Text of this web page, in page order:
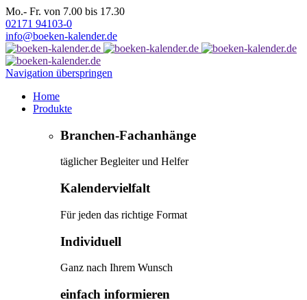
Mo.- Fr. von 7.00 bis 17.30
02171 94103-0
info@boeken-kalender.de
Navigation überspringen
Home
Produkte
Branchen-Fachanhänge
täglicher Begleiter und Helfer
Kalendervielfalt
Für jeden das richtige Format
Individuell
Ganz nach Ihrem Wunsch
einfach informieren